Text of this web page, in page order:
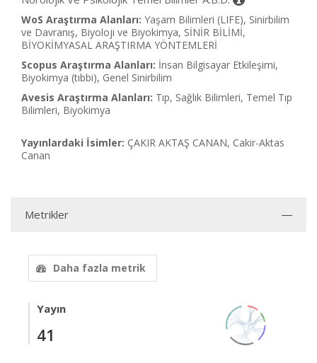
WoS Araştırma Alanları: Yaşam Bilimleri (LIFE), Sinirbilim
ve Davranış, Biyoloji ve Biyokimya, SİNİR BİLİMİ,
BİYOKİMYASAL ARAŞTIRMA YÖNTEMLERİ
Scopus Araştırma Alanları: İnsan Bilgisayar Etkileşimi,
Biyokimya (tıbbi), Genel Sinirbilim
Avesis Araştırma Alanları: Tıp, Sağlık Bilimleri, Temel Tıp
Bilimleri, Biyokimya
Yayınlardaki İsimler: ÇAKIR AKTAŞ CANAN, Cakir-Aktas
Canan
Metrikler
Daha fazla metrik
Yayın
41